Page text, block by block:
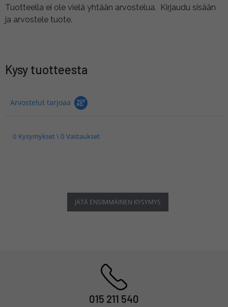
Tuotteella ei ole vielä yhtään arvostelua. Kirjaudu sisään
ja arvostele tuote.
Kysy tuotteesta
Arvostelut tarjoaa
0 Kysymykset \ 0 Vastaukset
JÄTÄ ENSIMMÄINEN KYSYMYS
015 211 540